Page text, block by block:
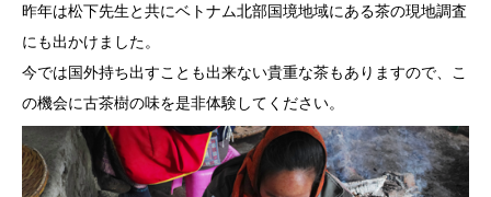
昨年は松下先生と共にベトナム北部国境地域にある茶の現地調査
にも出かけました。
今では国外持ち出すことも出来ない貴重な茶もありますので、こ
の機会に古茶樹の味を是非体験してください。